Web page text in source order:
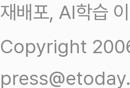
재배포, AI학습
Copyright